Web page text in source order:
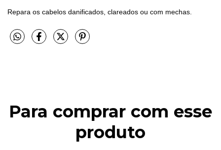
Repara os cabelos danificados, clareados ou com mechas.
Para comprar com esse
produto